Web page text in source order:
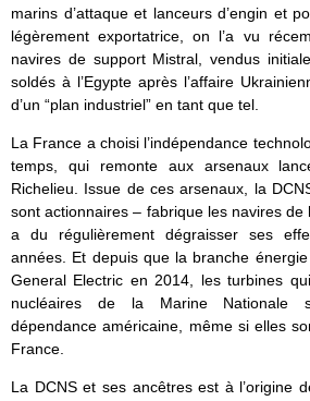
marins d’attaque et lanceurs d’engin et
légèrement exportatrice, on l’a vu
navires de support Mistral, vendus
soldés à l’Egypte après l’affaire
d’un “plan industriel” en tant que tel.
La France a choisi l’indépendance
temps, qui remonte aux arsenaux
Richelieu. Issue de ces arsenaux, la
sont actionnaires – fabrique les navires de
a du régulièrement dégraisser ses
années. Et depuis que la branche
General Electric en 2014, les turbines
nucléaires de la Marine Nationale
dépendance américaine, même si elles
France.
La DCNS et ses ancêtres est à l’origine